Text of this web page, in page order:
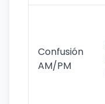
Confusión
AM/PM